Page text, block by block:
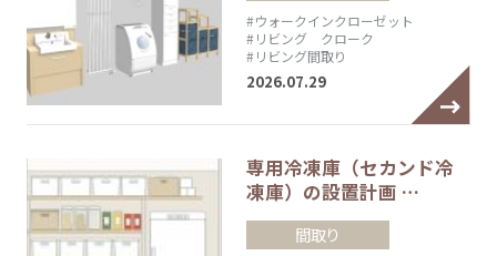
#ウォークインクローゼット
#リビング クローク
#リビング間取り
2026.07.29
専用冷凍庫（セカンド冷
凍庫）の設置計画 …
間取り